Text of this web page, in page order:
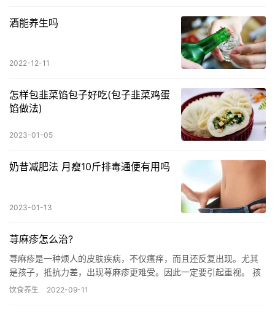
酒能养生吗
2022-12-11
怎样包韭菜馅包子好吃(包子韭菜鸡蛋
馅做法)
2023-01-05
奶昔减肥法 月瘦10斤排毒通便有用吗
2023-01-13
荨麻疹怎么治?
荨麻疹是一种烦人的皮肤疾病，不仅瘙痒，而且还反复出现。尤其
是孩子，抵抗力差，出现荨麻疹更难受。因此一定要引起重视。 孩
子出现荨麻疹，首先要带孩子带医院进行专业的检查，看看是不是
饮食养生 2022-09-11